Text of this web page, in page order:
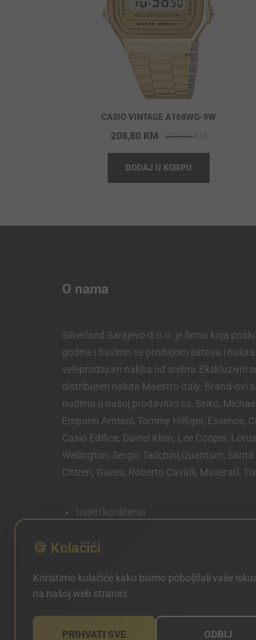
CASIO VINTAGE A168WG-9W
232,00KM
price
232,00 KM.
208,80 KM
price
208,80 KM.
DODAJ U KORPU
O nama
Silverland Sarajevo d.o.o. je firma koja
godine i bavimo se prodajom satova i
veleprodajom nakita od srebra.Ekskluzivni
distributeri nakita Maestro Italy. Brand-ovi
nudimo u našoj prodavnici su, Seiko,
Emporio Armani, Tommy Hilfiger, Essence,
Casio Edifice, Dainel Klein, Lee Cooper,
Wellington, Sergio Tacchini,Quantum,
Citizen, Guess, Roberto Cavalli, Maserati,
Uvjeti korištenja
Politika kolačića
POSTAVKE KOLAČIĆA
🍪 Kolačići
Koristimo kolačiće kako bismo poboljšali vaše
na našoj web stranici.
PRIHVATI SVE ODBIJ